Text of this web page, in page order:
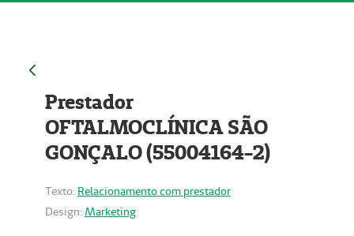
Prestador
OFTALMOCLÍNICA SÃO
GONÇALO (55004164-2)
Texto: Relacionamento com prestador
Design: Marketing